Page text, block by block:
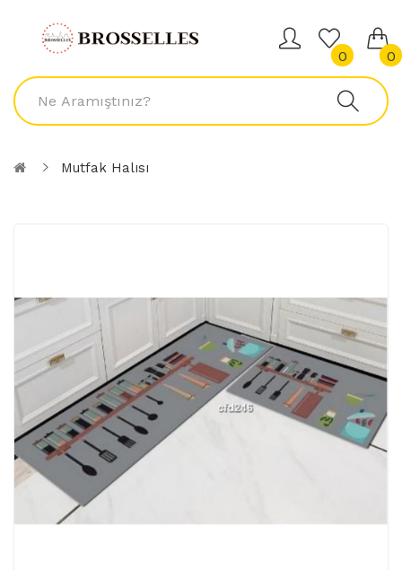
0 0
Mutfak Halısı